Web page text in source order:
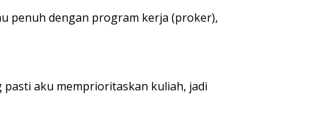
penuh dengan program kerja (proker),
aku memprioritaskan kuliah, jadi